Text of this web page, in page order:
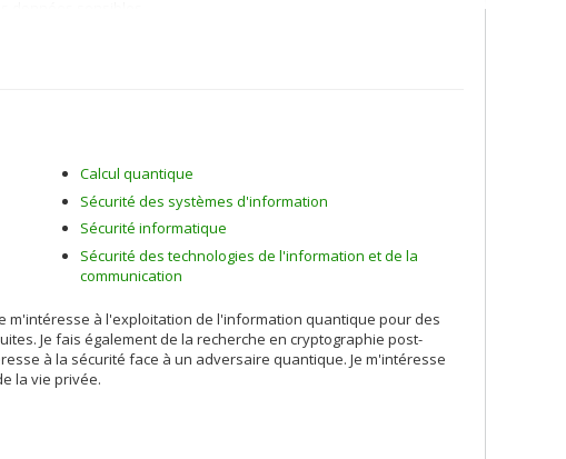
(acquisition du profil du client) et à la recommandation de produits
par contenu, collaboratif, et hybride.
ce faire, j'utilise des techniques d'intelligence artificielle dont
Calcul quantique
Sécurité des systèmes d'information
Sécurité informatique
Sécurité des technologies de l'information et de la
communication
m'intéresse à l'exploitation de l'information quantique pour des
Je fais également de la recherche en cryptographie post-
à la sécurité face à un adversaire quantique. Je m'intéresse
la vie privée.